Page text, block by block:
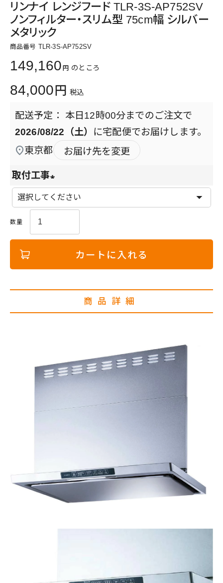
リンナイ レンジフード TLR-3S-AP752SV
ノンフィルター・スリム型 75cm幅 シルバー
メタリック
商品番号 TLR-3S-AP752SV
149,160 のところ
84,000 税込
本日 12時00分までのご注文で
2026/08/22（土） に宅配便でお届けします。
東京都
お届け先を変更
取付工事
(
必
カートに入れる
商品詳細